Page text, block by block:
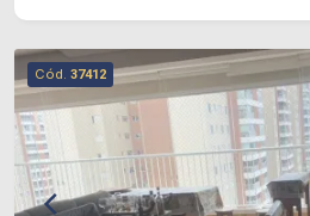
Cód. 37412